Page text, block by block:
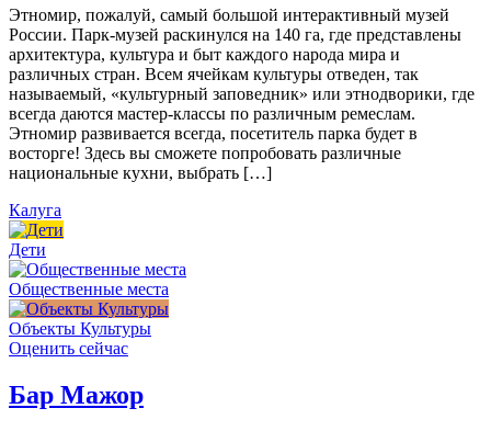
Этномир, пожалуй, самый большой интерактивный музей
России. Парк-музей раскинулся на 140 га, где представлены
архитектура, культура и быт каждого народа мира и
различных стран. Всем ячейкам культуры отведен, так
называемый, «культурный заповедник» или этнодворики, где
всегда даются мастер-классы по различным ремеслам.
Этномир развивается всегда, посетитель парка будет в
восторге! Здесь вы сможете попробовать различные
национальные кухни, выбрать […]
Калуга
Дети
Общественные места
Объекты Культуры
Оценить сейчас
Бар Мажор